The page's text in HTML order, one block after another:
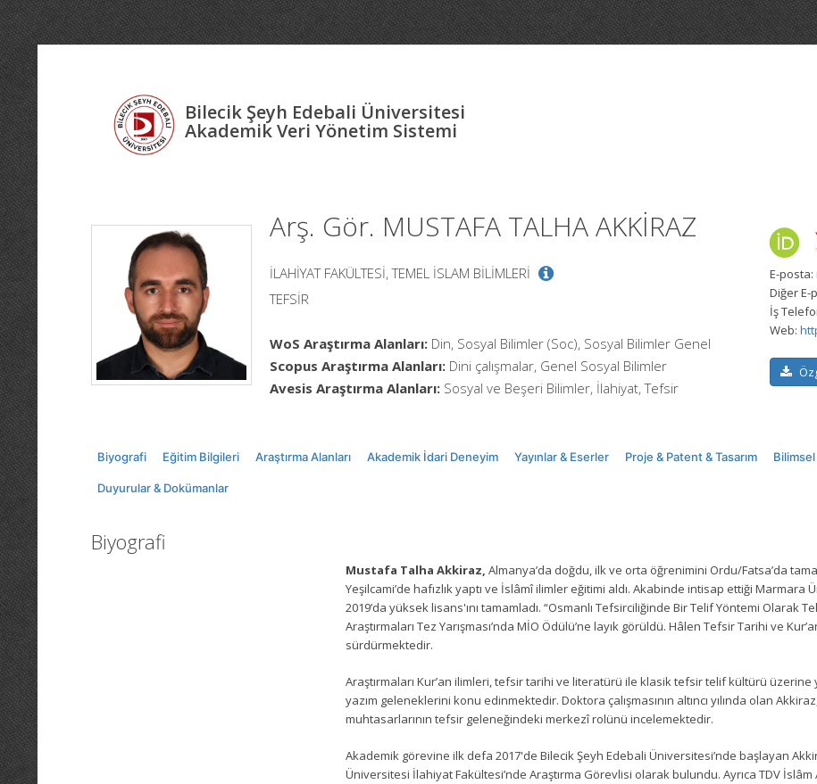
Bilecik Şeyh Edebali Üniversitesi
Akademik Veri Yönetim Sistemi
Arş. Gör. MUSTAFA TALHA AKKİRAZ
İLAHİYAT FAKÜLTESİ, TEMEL İSLAM BİLİMLERİ
TEFSİR
WoS Araştırma Alanları: Din, Sosyal Bilimler (Soc), Sosyal Bilimler Genel
Scopus Araştırma Alanları: Dini çalışmalar, Genel Sosyal Bilimler
Avesis Araştırma Alanları: Sosyal ve Beşeri Bilimler, İlahiyat, Tefsir
E-posta:
Diğer E-
İş
Web:
Biyografi Eğitim Bilgileri Araştırma Alanları Akademik İdari Deneyim Yayınlar & Eserler Proje & Patent & Tasarım
Duyurular & Dokümanlar
Biyografi
Mustafa Talha Akkiraz, Almanya’da doğdu, ilk ve orta öğrenimini Ordu/Fatsa’da
Yeşilcami’de hafızlık yaptı ve İslâmî ilimler eğitimi aldı. Akabinde intisap ettiği Marmara
2019’da yüksek lisans'ını tamamladı. “Osmanlı Tefsirciliğinde Bir Telif Yöntemi Olarak
Araştırmaları Tez Yarışması’nda MİO Ödülü’ne layık görüldü. Hâlen Tefsir Tarihi ve
sürdürmektedir.
Araştırmaları Kur’an ilimleri, tefsir tarihi ve literatürü ile klasik tefsir telif kültürü
yazım geleneklerini konu edinmektedir. Doktora çalışmasının altıncı yılında olan
muhtasarlarının tefsir geleneğindeki merkezî rolünü incelemektedir.
Akademik görevine ilk defa 2017'de Bilecik Şeyh Edebali Üniversitesi’nde başlayan
Üniversitesi İlahiyat Fakültesi’nde Araştırma Görevlisi olarak bulundu. Ayrıca TDV İslâm